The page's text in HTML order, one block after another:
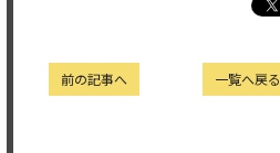
一覧へ戻る
前の記事へ